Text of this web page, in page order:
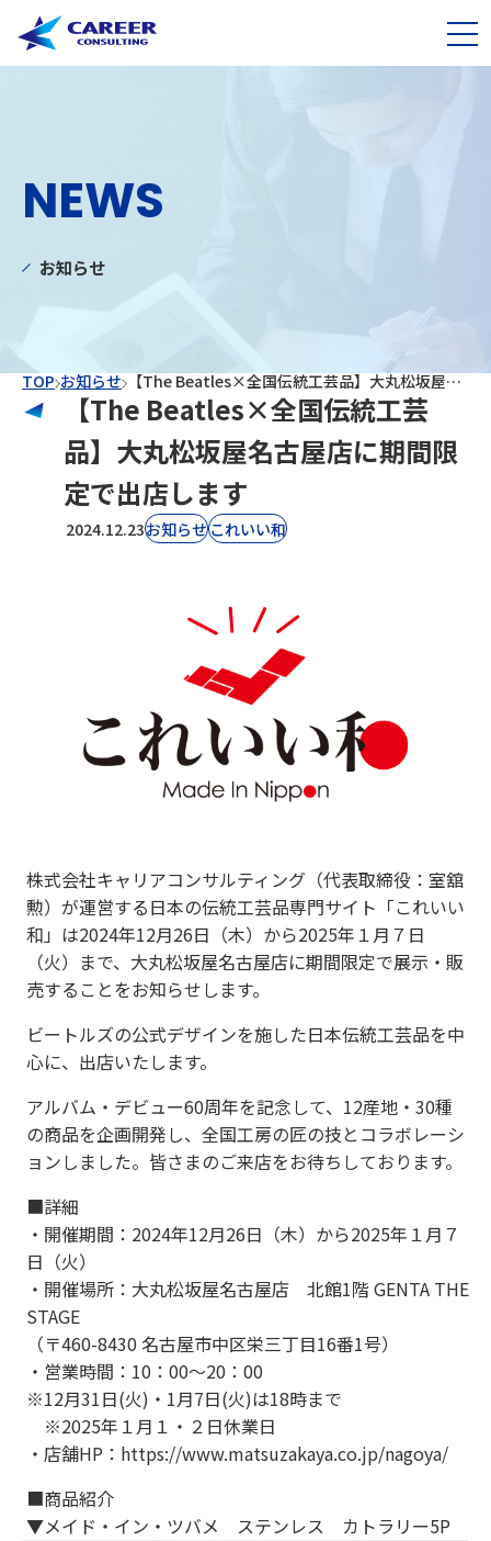
NEWS
お知らせ
TOP お知らせ 【The Beatles×全国伝統工芸品】大丸松坂屋名古屋店に期間限定で出店します
【The Beatles×全国伝統工芸
品】大丸松坂屋名古屋店に期間限
定で出店します
2024.12.23お知らせこれいい和
株式会社キャリアコンサルティング（代表取締役：室舘
勲）が運営する日本の伝統工芸品専門サイト「これいい
和」は2024年12月26日（木）から2025年１月７日
（火）まで、大丸松坂屋名古屋店に期間限定で展示・販
売することをお知らせします。
ビートルズの公式デザインを施した日本伝統工芸品を中
心に、出店いたします。
アルバム・デビュー60周年を記念して、12産地・30種
の商品を企画開発し、全国工房の匠の技とコラボレーシ
ョンしました。皆さまのご来店をお待ちしております。
■詳細
・開催期間：2024年12月26日（木）から2025年１月７
日（火）
・開催場所：大丸松坂屋名古屋店 北館1階 GENTA THE
STAGE
（〒460-8430 名古屋市中区栄三丁目16番1号）
・営業時間：10：00～20：00
※12月31日(火)・1月7日(火)は18時まで
※2025年１月１・２日休業日
・店舗HP：https://www.matsuzakaya.co.jp/nagoya/
■商品紹介
▼メイド・イン・ツバメ ステンレス カトラリー5P